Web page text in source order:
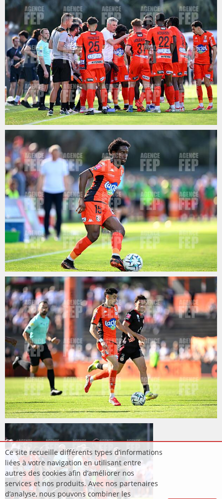
Ce site recueille différents types d’informations
liées à votre navigation en utilisant entre
autres des cookies afin d’améliorer nos
services et nos produits. Avec nos partenaires
d’analyse, nous pouvons combiner les